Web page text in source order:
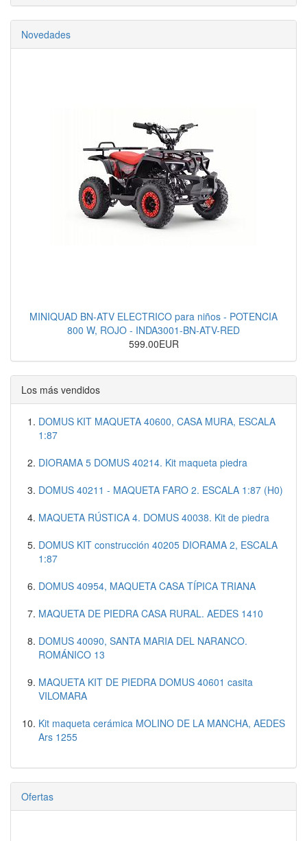
Novedades
MINIQUAD BN-ATV ELECTRICO para niños - POTENCIA
800 W, ROJO - INDA3001-BN-ATV-RED
599.00EUR
Los más vendidos
DOMUS KIT MAQUETA 40600, CASA MURA, ESCALA
1:87
DIORAMA 5 DOMUS 40214. Kit maqueta piedra
DOMUS 40211 - MAQUETA FARO 2. ESCALA 1:87 (H0)
MAQUETA RÚSTICA 4. DOMUS 40038. Kit de piedra
DOMUS KIT construcción 40205 DIORAMA 2, ESCALA
1:87
DOMUS 40954, MAQUETA CASA TÍPICA TRIANA
MAQUETA DE PIEDRA CASA RURAL. AEDES 1410
DOMUS 40090, SANTA MARIA DEL NARANCO.
ROMÁNICO 13
MAQUETA KIT DE PIEDRA DOMUS 40601 casita
VILOMARA
Kit maqueta cerámica MOLINO DE LA MANCHA, AEDES
Ars 1255
Ofertas